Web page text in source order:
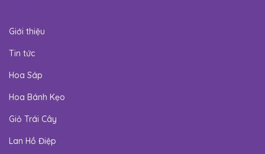
Giới thiệu
Tin tức
Hoa Sáp
Hoa Bánh Kẹo
Giỏ Trái Cây
Lan Hồ Điệp